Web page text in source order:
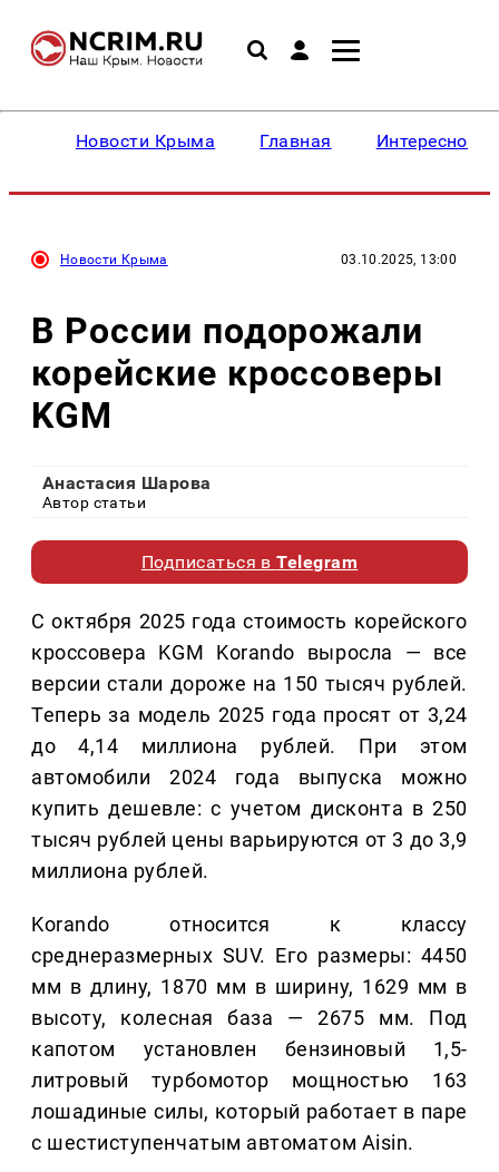
Новости Крыма Главная Интересное
Новости Крыма 03.10.2025, 13:00
В России подорожали
корейские кроссоверы
KGM
Анастасия Шарова
Автор статьи
Подписаться вTelegram
С октября 2025 года стоимость корейского
кроссовера KGM Korando выросла — все
версии стали дороже на 150 тысяч рублей.
Теперь за модель 2025 года просят от 3,24
до 4,14 миллиона рублей. При этом
автомобили 2024 года выпуска можно
купить дешевле: с учетом дисконта в 250
тысяч рублей цены варьируются от 3 до 3,9
миллиона рублей.
Korando относится к классу
среднеразмерных SUV. Его размеры: 4450
мм в длину, 1870 мм в ширину, 1629 мм в
высоту, колесная база — 2675 мм. Под
капотом установлен бензиновый 1,5-
литровый турбомотор мощностью 163
лошадиные силы, который работает в паре
с шестиступенчатым автоматом Aisin.